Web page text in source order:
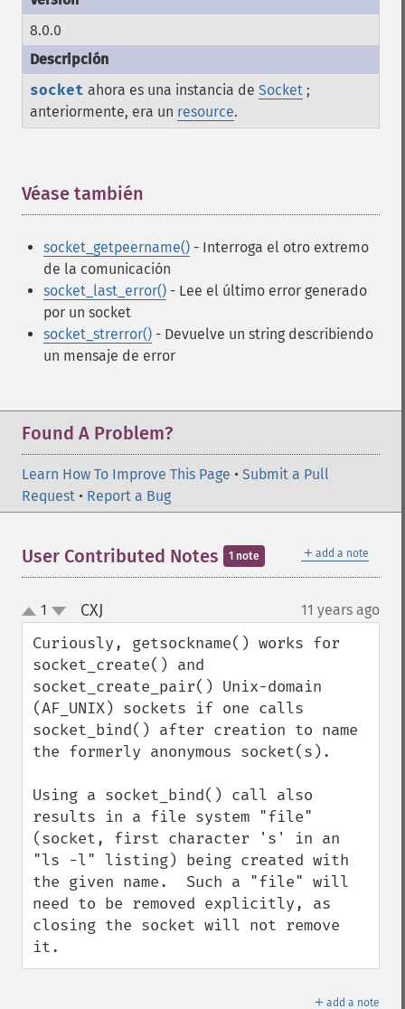
8.0.0
socket ahora es una instancia de Socket ;
anteriormente, era un resource.
Véase también
socket_getpeername() - Interroga el otro extremo
de la comunicación
socket_last_error() - Lee el último error generado
por un socket
socket_strerror() - Devuelve un string describiendo
un mensaje de error
Found A Problem?
Learn How To Improve This Page • Submit a Pull
Request • Report a Bug
＋ add a note
User Contributed Notes 1 note
up
down
1 CXJ 11 years ago
Curiously, getsockname() works for
socket_create() and
socket_create_pair() Unix-domain
(AF_UNIX) sockets if one calls
socket_bind() after creation to name
the formerly anonymous socket(s).
Using a socket_bind() call also
results in a file system "file"
(socket, first character 's' in an
"ls -l" listing) being created with
the given name.  Such a "file" will
need to be removed explicitly, as
closing the socket will not remove
it.
＋ add a note